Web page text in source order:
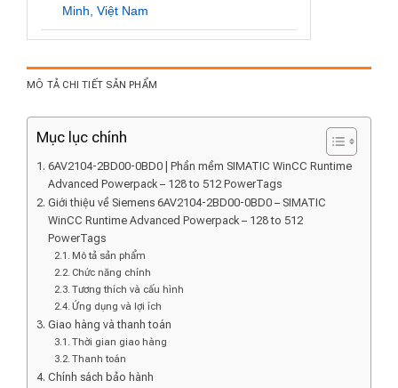
Minh, Việt Nam
MÔ TẢ CHI TIẾT SẢN PHẨM
Mục lục chính
6AV2104-2BD00-0BD0 | Phần mềm SIMATIC WinCC Runtime
Advanced Powerpack – 128 to 512 PowerTags
Giới thiệu về Siemens 6AV2104-2BD00-0BD0 – SIMATIC
WinCC Runtime Advanced Powerpack – 128 to 512
PowerTags
Mô tả sản phẩm
Chức năng chính
Tương thích và cấu hình
Ứng dụng và lợi ích
Giao hàng và thanh toán
Thời gian giao hàng
Thanh toán
Chính sách bảo hành